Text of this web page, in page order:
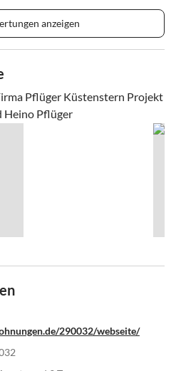
anzeigen
Pflüger Küstenstern Projekt
Heino Pflüger
290032/webseite/